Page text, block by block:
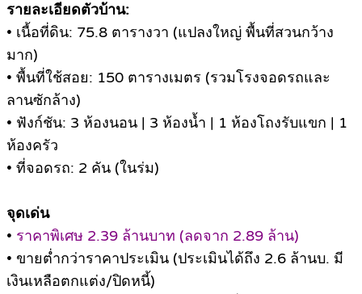
รายละเอียดตัวบ้าน:
• เนื้อที่ดิน: 75.8 ตารางวา (แปลงใหญ่ พื้นที่สวนกว้าง
มาก)
• พื้นที่ใช้สอย: 150 ตารางเมตร (รวมโรงจอดรถและ
ลานซักล้าง)
• ฟังก์ชัน: 3 ห้องนอน | 3 ห้องน้ำ | 1 ห้องโถงรับแขก | 1
ห้องครัว
• ที่จอดรถ: 2 คัน (ในร่ม)
จุดเด่น
• ราคาพิเศษ 2.39 ล้านบาท (ลดจาก 2.89 ล้าน)
• ขายต่ำกว่าราคาประเมิน (ประเมินได้ถึง 2.6 ล้านบ. มี
เงินเหลือตกแต่ง/ปิดหนี้)